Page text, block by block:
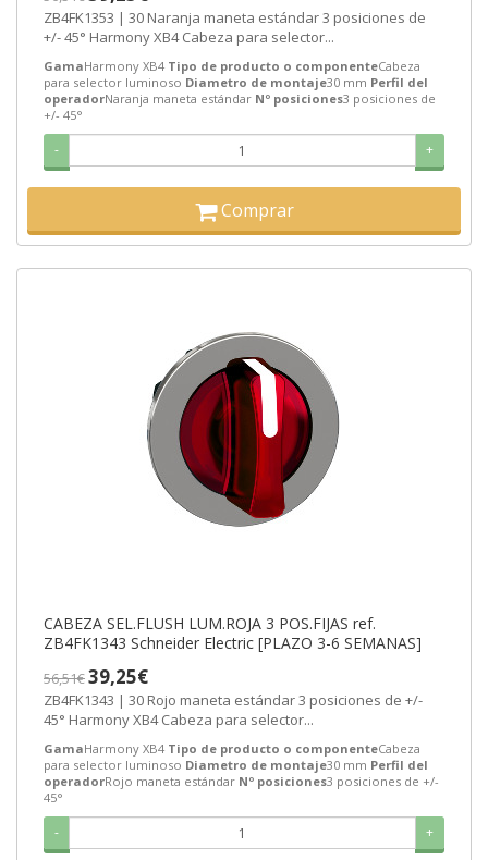
ZB4FK1353 | 30 Naranja maneta estándar 3 posiciones de
+/- 45° Harmony XB4 Cabeza para selector...
GamaHarmony XB4 Tipo de producto o componenteCabeza
para selector luminoso Diametro de montaje30 mm Perfil del
operadorNaranja maneta estándar Nº posiciones3 posiciones de
+/- 45°
- +
Comprar
CABEZA SEL.FLUSH LUM.ROJA 3 POS.FIJAS ref.
ZB4FK1343 Schneider Electric [PLAZO 3-6 SEMANAS]
56,51€39,25€
ZB4FK1343 | 30 Rojo maneta estándar 3 posiciones de +/-
45° Harmony XB4 Cabeza para selector...
GamaHarmony XB4 Tipo de producto o componenteCabeza
para selector luminoso Diametro de montaje30 mm Perfil del
operadorRojo maneta estándar Nº posiciones3 posiciones de +/-
45°
- +